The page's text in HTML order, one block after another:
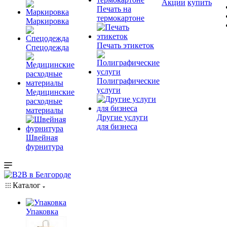
Маркировка
Спецодежда
Медицинские
расходные
материалы
Швейная
фурнитура
Печать на
термокартоне
Печать этикеток
Полиграфические
услуги
Другие услуги
для бизнеса
Акции купить
Каталог
Упаковка